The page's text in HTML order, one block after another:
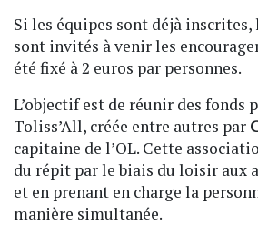
Si les équipes sont déjà inscrites,
sont invités à venir les
été fixé à 2 euros par personnes.
L’objectif est de réunir des fonds
Toliss’All, créée entre autres par
capitaine de l’OL. Cette
du répit par le biais du loisir aux
et en prenant en charge la
manière simultanée.